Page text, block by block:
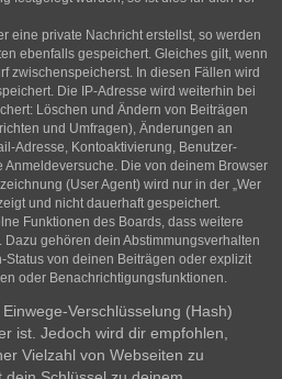
eine private Nachricht erstellst, so werden
ebenfalls gespeichert. Gleiches gilt, wenn
zwischenspeicherst. In diesen Fällen wird
Die IP-Adresse wird weiterhin bei
Löschen und Ändern von Beiträgen
und Umfragen), Änderungen an
Adresse, Kontoaktivierung, Benutzer-
Anmeldeversuche. Die von deinem Browser
(User Agent) wird nur in der „Wer
und nicht dauerhaft gespeichert.
Funktionen des Boards, dass weitere
Dazu gehören dein Abstimmungsverhalten
Status von deinen Beiträgen oder explizit
oder Benachrichtigungsfunktionen.
Verschlüsselung (Hash)
ist. Jedoch wird dir empfohlen,
Vielzahl von Webseiten zu